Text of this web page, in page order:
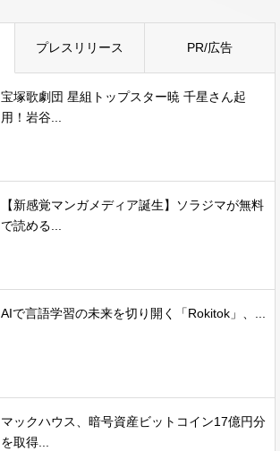
プレスリリース PR/広告
宝塚歌劇団 星組トップスター暁 千星さん起
用！岩谷...
【新感覚マンガメディア誕生】ソラジマが無料
で読める...
AIで言語学習の未来を切り開く「Rokitok」、...
マックハウス、暗号資産ビットコイン17億円分
を取得...